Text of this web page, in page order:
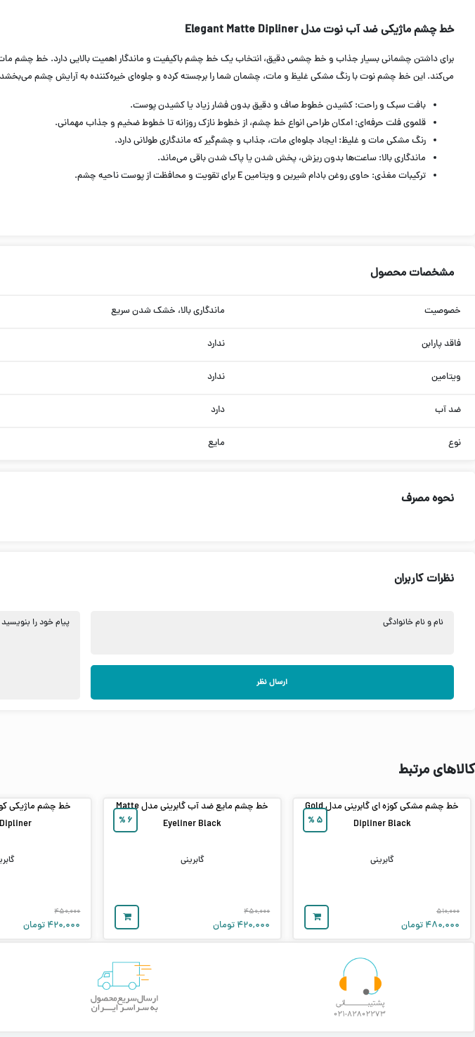
خط چشم ماژیکی ضد آب نوت مدل Elegant Matte Dipliner
می‌کند. این خط چشم نوت با رنگ مشکی غلیظ و مات، چشمان شما را برجسته کرده و جلوه‌ای خیره‌کننده به آرایش چشم
بافت سبک و راحت: کشیدن خطوط صاف و دقیق بدون فشار زیاد یا کشیدن پوست.
قلموی فلت حرفه‌ای: امکان طراحی انواع خط چشم، از خطوط نازک روزانه تا خطوط ضخیم و جذاب مهمانی.
رنگ مشکی مات و غلیظ: ایجاد جلوه‌ای مات، جذاب و چشم‌گیر که ماندگاری طولانی دارد.
ماندگاری بالا: ساعت‌ها بدون ریزش، پخش شدن یا پاک شدن باقی می‌ماند.
ترکیبات مغذی: حاوی روغن بادام شیرین و ویتامین E برای تقویت و محافظت از پوست ناحیه چشم.
مشخصات محصول
خصوصیت ماندگاری بالا، خشک شدن سریع
فاقد پارابن ندارد
ویتامین ندارد
ضد آب دارد
نوع مایع
نحوه مصرف
نظرات کاربران
نام و نام خانوادگی
ارسال نظر
پیام خود را بنویسید
کالاهای مرتبط
۵ %
خط چشم مشکی کوزه ای گابرینی مدل Gold
Dipliner Black
گابرینی
۵۱۰,۰۰۰
۴۸۰,۰۰۰ تومان
۶ %
خط چشم مایع ضد آب گابرینی مدل Matte
Eyeliner Black
گابرینی
۴۵۰,۰۰۰
۴۲۰,۰۰۰ تومان
خط چشم ماژیکی
۴۵۰,۰۰۰
۴۲۰,۰۰۰ تومان